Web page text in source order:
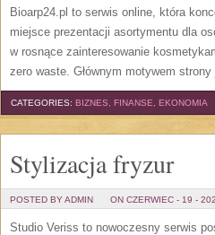
Bioarp24.pl to serwis online, która
miejsce prezentacji asortymentu dla
w rosnące zainteresowanie
zero waste. Głównym motywem
CATEGORIES: BIZNES, FINANSE, EKONOMIA
Stylizacja fryzur
POSTED BY ADMIN ON CZERWIEC - 19 -
Studio Veriss to nowoczesny serwis